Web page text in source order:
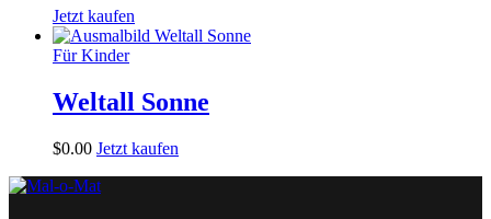
Jetzt kaufen
Für Kinder
Weltall Sonne
$0.00 Jetzt kaufen